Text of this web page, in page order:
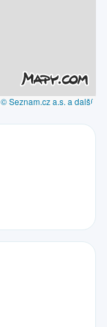
© Seznam.cz a.s. a další